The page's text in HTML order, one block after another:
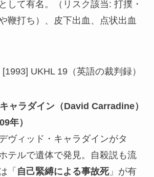
して有名。（リスク該当: 打撲・
鞭打ち）、皮下出血、点状出血
UKHL 19（英語の裁判録）
ャラダイン（David Carradine）
年）
ヴィッド・キャラダインがタ
テルで遺体で発見。自殺説も流
「 自己緊縛による事故死」が有